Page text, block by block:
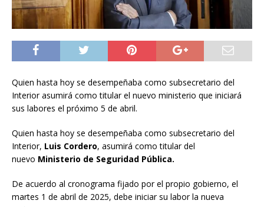
Quien hasta hoy se desempeñaba como subsecretario del
Interior asumirá como titular el nuevo ministerio que iniciará
sus labores el próximo 5 de abril.
Quien hasta hoy se desempeñaba como subsecretario del
Interior, Luis Cordero, asumirá como titular del
nuevo Ministerio de Seguridad Pública.
De acuerdo al cronograma fijado por el propio gobierno, el
martes 1 de abril de 2025, debe iniciar su labor la nueva